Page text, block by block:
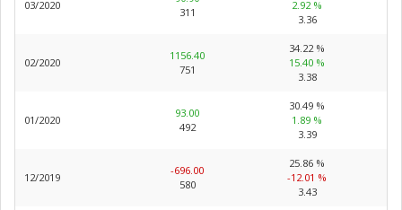
03/2020
311
2.92 %
3.36
02/2020
1156.40
751
34.22 %
15.40 %
3.38
01/2020
93.00
492
30.49 %
1.89 %
3.39
12/2019
-696.00
580
25.86 %
-12.01 %
3.43